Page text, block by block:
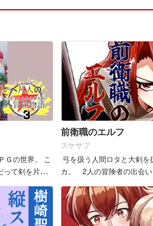
Ｇの世界。 こ
って剣を片手
３弾です。
前衛職のエルフ
スケサブ
弓を扱う人間ロタと大剣を
カ。 2人の冒険者の出会